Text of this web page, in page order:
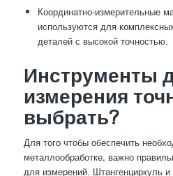
Координатно-измерительные
используются для
деталей с высокой точностью.
Инструменты
измерения
выбрать?
Для того чтобы обеспечить
металлообработке, важно
для измерений. Штангенциркуль